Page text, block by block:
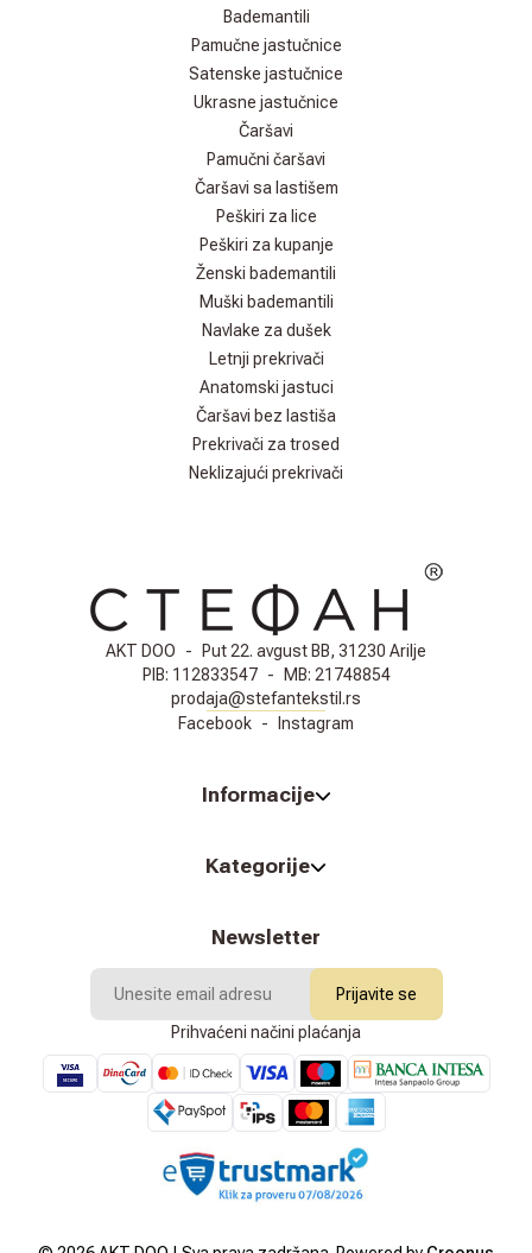
Bademantili
Pamučne jastučnice
Satenske jastučnice
Ukrasne jastučnice
Čaršavi
Pamučni čaršavi
Čaršavi sa lastišem
Peškiri za lice
Peškiri za kupanje
Ženski bademantili
Muški bademantili
Navlake za dušek
Letnji prekrivači
Anatomski jastuci
Čaršavi bez lastiša
Prekrivači za trosed
Neklizajući prekrivači
AKT DOO -
Put 22. avgust BB, 31230 Arilje
PIB: 112833547 - MB: 21748854
prodaja@stefantekstil.rs
Facebook - Instagram
Informacije
Kategorije
Newsletter
Prijavite se
Prihvaćeni načini plaćanja